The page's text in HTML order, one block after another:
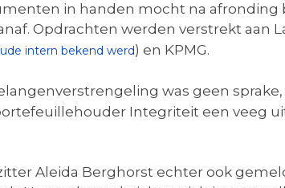
in handen mocht na afronding
Opdrachten werden verstrekt aan
intern bekend werd) en KPMG.
was geen
Integriteit een veeg
Aleida Berghorst echter ook gemeld